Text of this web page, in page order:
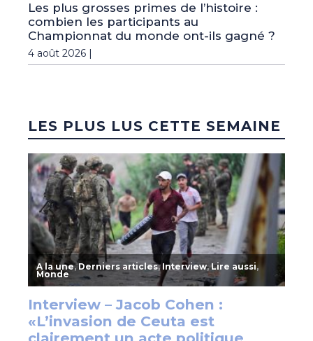
Les plus grosses primes de l’histoire :
combien les participants au
Championnat du monde ont-ils gagné ?
4 août 2026 |
LES PLUS LUS CETTE SEMAINE